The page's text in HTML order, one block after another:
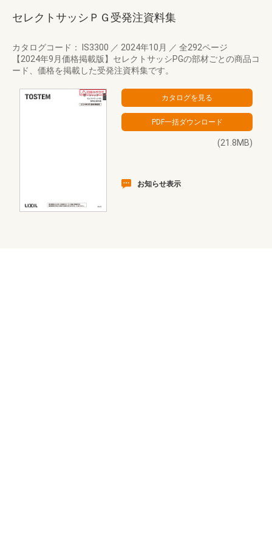
セレクトサッシＰＧ受発注資料集
カタログコード： IS3300 ／ 2024年10月 ／ 全292ページ
【2024年9月価格掲載版】セレクトサッシPGの部材ごとの商品コ
ード、価格を掲載した受発注資料集です。
(21.8MB)
お知らせ表示